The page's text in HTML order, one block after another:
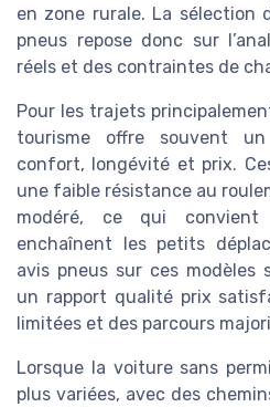
en zone rurale. La sélection
pneus repose donc sur
réels et des contraintes de
Pour les trajets
tourisme offre souvent
confort, longévité et prix.
une faible résistance au
modéré, ce qui
enchaînent les petits
avis pneus sur ces modèles
un rapport qualité prix
limitées et des parcours
Lorsque la voiture sans
plus variées, avec des